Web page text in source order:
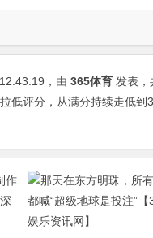
12:43:19 ，由 365体育 发表，
低评分，从满分持续走低